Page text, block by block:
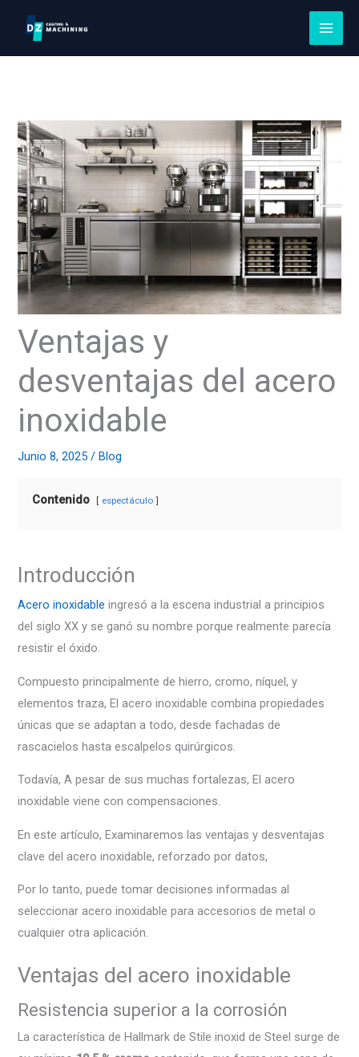
contenido
Ventajas y
desventajas del acero
inoxidable
Junio 8, 2025/Blog
Contenido espectáculo
Introducción
Acero inoxidable ingresó a la escena industrial a principios
del siglo XX y se ganó su nombre porque realmente parecía
resistir el óxido.
Compuesto principalmente de hierro, cromo, níquel, y
elementos traza, El acero inoxidable combina propiedades
únicas que se adaptan a todo, desde fachadas de
rascacielos hasta escalpelos quirúrgicos.
Todavía, A pesar de sus muchas fortalezas, El acero
inoxidable viene con compensaciones.
En este artículo, Examinaremos las ventajas y desventajas
clave del acero inoxidable, reforzado por datos,
Por lo tanto, puede tomar decisiones informadas al
seleccionar acero inoxidable para accesorios de metal o
cualquier otra aplicación.
Ventajas del acero inoxidable
Resistencia superior a la corrosión
La característica de Hallmark de Stile inoxid de Steel surge de